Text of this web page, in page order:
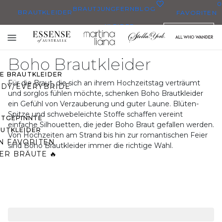
BRAUTKLEIDER
BRAUTKLEIDER
EVERYBRIDE
FAVORITEN
BRÄUTE 🔥
BRAUTJUNGFERN
KLEIDER
BLOG FAVORITEN
0
Toggle
mobile
navigation
Boho Brautkleider
Für die Braut, die sich an ihrem Hochzeitstag verträumt
und sorglos fühlen möchte, schenken Boho Brautkleider
ein Gefühl von Verzauberung und guter Laune. Blüten-
Spitze und schwebeleichte Stoffe schaffen vereint
einfache Silhouetten, die jeder Boho Braut gefallen werden.
Von Hochzeiten am Strand bis hin zur romantischen Feier
sind Boho Brautkleider immer die richtige Wahl.